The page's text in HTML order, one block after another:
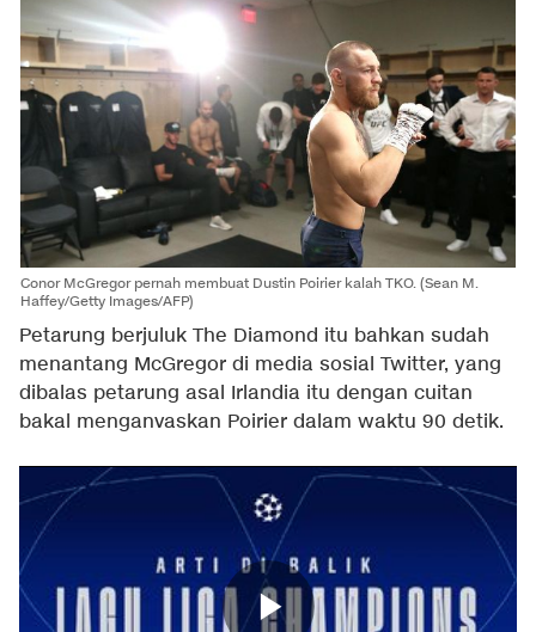
Conor McGregor pernah membuat Dustin Poirier kalah TKO. (Sean M.
Haffey/Getty Images/AFP)
Petarung berjuluk The Diamond itu bahkan sudah
menantang McGregor di media sosial Twitter, yang
dibalas petarung asal Irlandia itu dengan cuitan
bakal menganvaskan Poirier dalam waktu 90 detik.